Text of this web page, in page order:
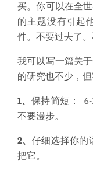
买。你可以在全
的主题没有引起
件。不要过去了。
我可以写一篇关
的研究也不少，
1、 保持简短： 6-
不要漫步。
2、 仔细选择你的
把它。